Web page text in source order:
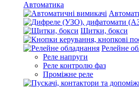
Автоматика
Щитки, бокси
Релейне
Реле напруги
Реле контролю фаз
Проміжне реле